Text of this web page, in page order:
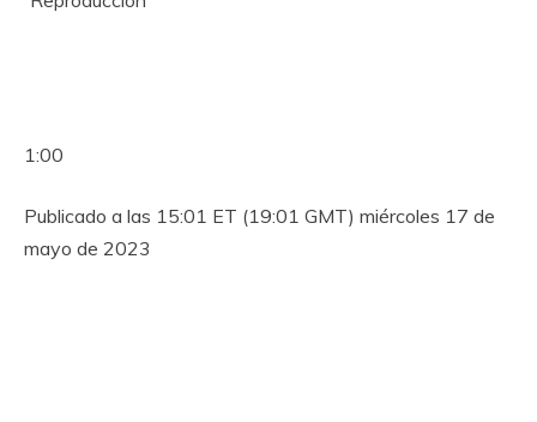
1:00
Publicado a las 15:01 ET (19:01 GMT) miércoles 17 de
mayo de 2023